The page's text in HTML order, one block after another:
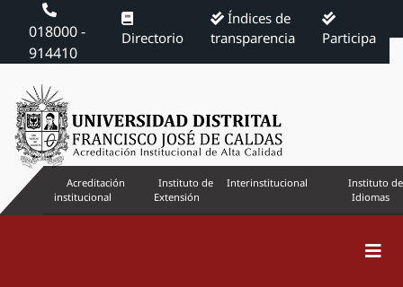
018000 -
914410
Directorio
Índices de
transparencia
Participa
Acreditación
institucional
Instituto de
Extensión
Interinstitucional
Instituto de
Idiomas